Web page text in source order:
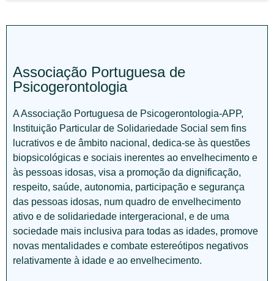
Associação Portuguesa de
Psicogerontologia
A Associação Portuguesa de Psicogerontologia-APP,
Instituição Particular de Solidariedade Social sem fins
lucrativos e de âmbito nacional, dedica-se às questões
biopsicológicas e sociais inerentes ao envelhecimento e
às pessoas idosas, visa a promoção da dignificação,
respeito, saúde, autonomia, participação e segurança
das pessoas idosas, num quadro de envelhecimento
ativo e de solidariedade intergeracional, e de uma
sociedade mais inclusiva para todas as idades, promove
novas mentalidades e combate estereótipos negativos
relativamente à idade e ao envelhecimento.